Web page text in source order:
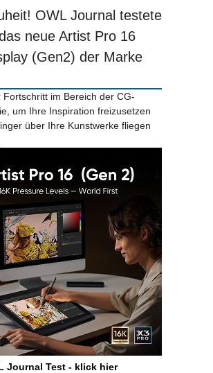
OWL Journal testete
neue Artist Pro 16
(Gen2) der Marke
Fortschritt im Bereich der CG-
um Ihre Inspiration freizusetzen
über Ihre Kunstwerke fliegen
Journal Test - klick hier